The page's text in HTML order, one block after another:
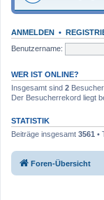
ANMELDEN •
Benutzername:
WER IST ONLINE?
Insgesamt sind 2
Der Besucherrekord liegt
STATISTIK
Beiträge insgesamt 3561 •
Foren-Übersicht